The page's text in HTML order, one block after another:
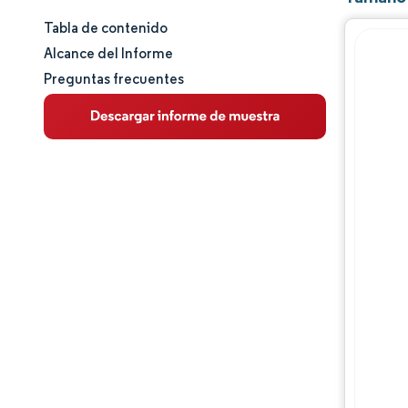
Tamaño y cuota de mercado
Análisis de mercado
Tendencias e ideas
Tabla de contenido
Alcance del Informe
Preguntas frecuentes